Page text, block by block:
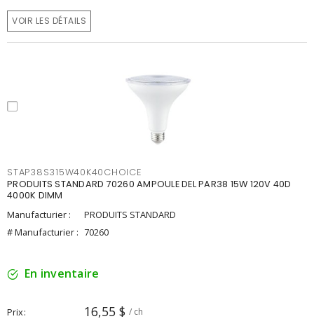
VOIR LES DÉTAILS
STAP38S315W40K40CHOICE
PRODUITS STANDARD 70260 AMPOULE DEL PAR38 15W 120V 40D
4000K DIMM
Manufacturier :
PRODUITS STANDARD
# Manufacturier : 70260
En inventaire
Prix 16,55 $ / ch